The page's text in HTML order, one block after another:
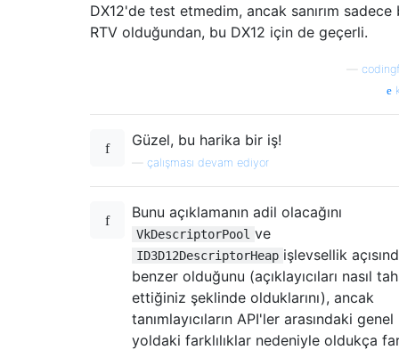
DX12'de test etmedim, ancak sanırım sadece
RTV olduğundan, bu DX12 için de geçerli.
Güzel, bu harika bir iş!
çalışması devam ediyor
Bunu açıklamanın adil olacağını
VkDescriptorPool ve
ID3D12DescriptorHeap işlevsellik
benzer olduğunu (açıklayıcıları nasıl
ettiğiniz şeklinde olduklarını), ancak
tanımlayıcıların API'ler arasındaki genel
yoldaki farklılıklar nedeniyle oldukça